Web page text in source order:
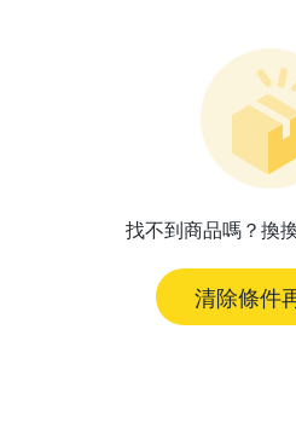
找不到商品嗎？換
清除條件